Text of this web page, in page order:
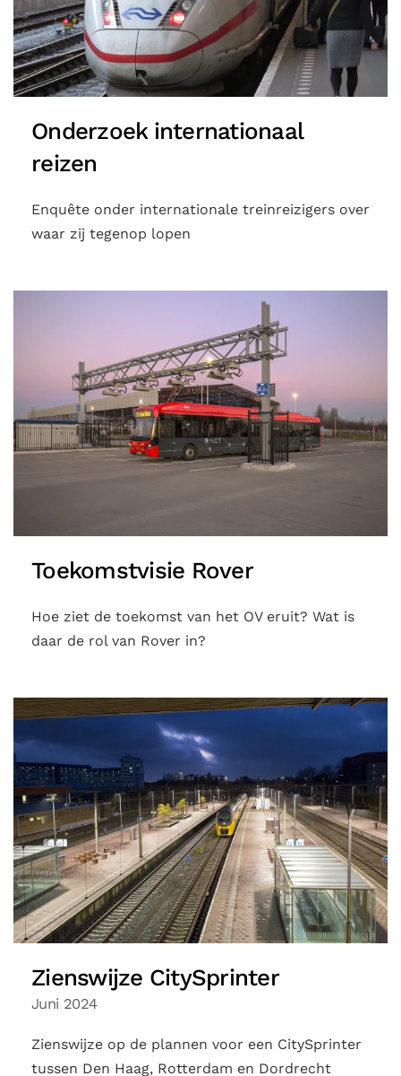
Onderzoek internationaal
reizen
Enquête onder internationale treinreizigers over
waar zij tegenop lopen
Toekomstvisie Rover
Hoe ziet de toekomst van het OV eruit? Wat is
daar de rol van Rover in?
Zienswijze CitySprinter
Juni 2024
Zienswijze op de plannen voor een CitySprinter
tussen Den Haag, Rotterdam en Dordrecht